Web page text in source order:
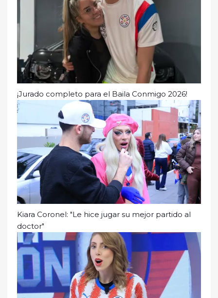
¡Jurado completo para el Baila Conmigo 2026!
Kiara Coronel: "Le hice jugar su mejor partido al
doctor"